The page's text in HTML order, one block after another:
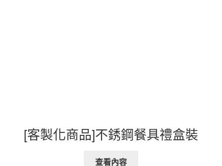
[客製化商品]不銹鋼餐具禮盒裝
查看內容